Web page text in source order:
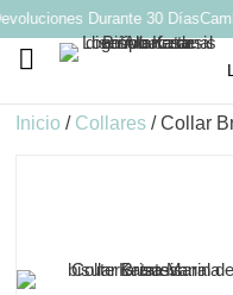
Durante 30 Días
Inicio / Collares / Collar